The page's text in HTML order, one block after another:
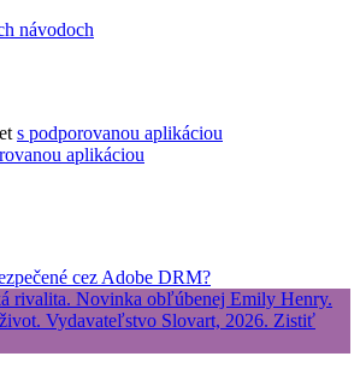
návodoch
s podporovanou aplikáciou
aplikáciou
cez Adobe DRM?